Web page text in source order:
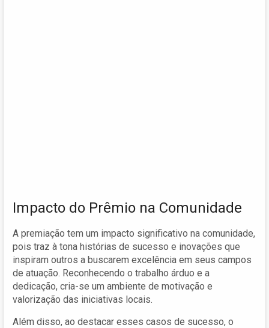
Impacto do Prêmio na Comunidade
A premiação tem um impacto significativo na comunidade,
pois traz à tona histórias de sucesso e inovações que
inspiram outros a buscarem excelência em seus campos
de atuação. Reconhecendo o trabalho árduo e a
dedicação, cria-se um ambiente de motivação e
valorização das iniciativas locais.
Além disso, ao destacar esses casos de sucesso, o